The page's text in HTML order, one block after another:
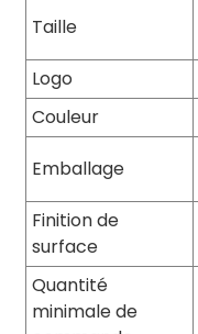
Taille
Logo
Couleur
Emballage
Finition de
surface
Quantité
minimale de